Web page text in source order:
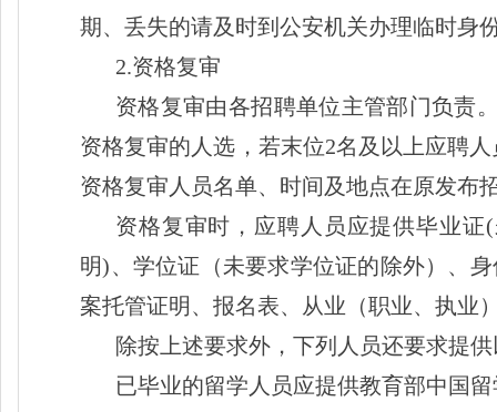
期、丢失的请及时到公安机关办理临时身
2.资格复审
资格复审由各招聘单位主管部门负责
资格复审的人选，若末位2名及以上应聘
资格复审人员名单、时间及地点在原发布
资格复审时，应聘人员应提供毕业证
明)、学位证（未要求学位证的除外）、
案托管证明、报名表、从业（职业、执业
除按上述要求外，下列人员还要求提
已毕业的留学人员应提供教育部中国